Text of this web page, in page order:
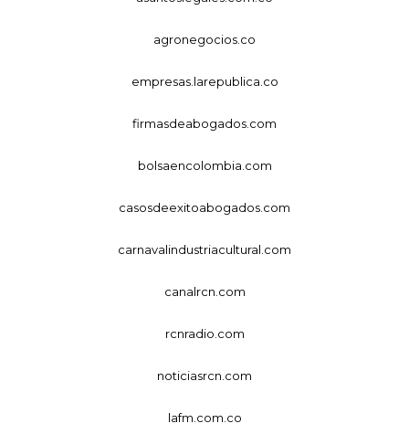
agronegocios.co
empresas.larepublica.co
firmasdeabogados.com
bolsaencolombia.com
casosdeexitoabogados.com
carnavalindustriacultural.com
canalrcn.com
rcnradio.com
noticiasrcn.com
lafm.com.co